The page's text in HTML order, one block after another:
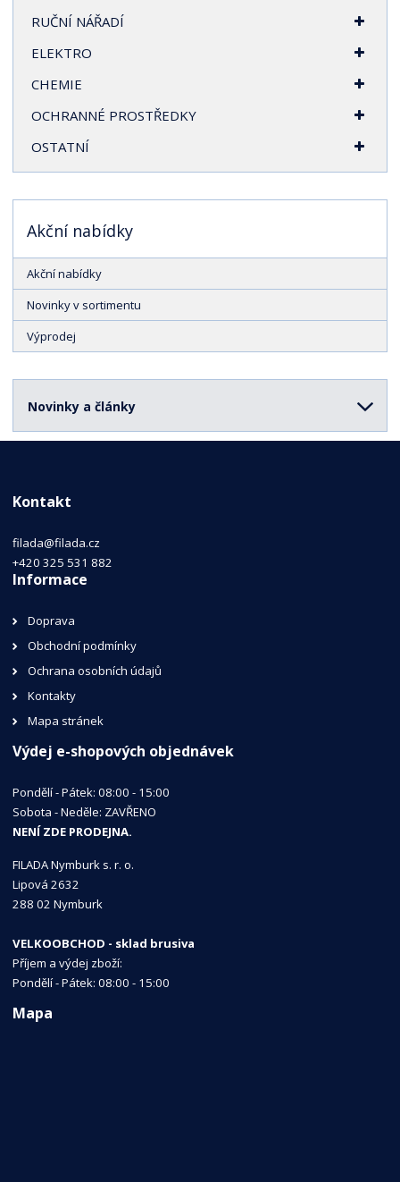
RUČNÍ NÁŘADÍ
ELEKTRO
CHEMIE
OCHRANNÉ PROSTŘEDKY
OSTATNÍ
Akční nabídky
Akční nabídky
Novinky v sortimentu
Výprodej
Novinky a články
Kontakt
filada@filada.cz
+420 325 531 882
Informace
Doprava
Obchodní podmínky
Ochrana osobních údajů
Kontakty
Mapa stránek
Výdej e-shopových objednávek
Pondělí - Pátek: 08:00 - 15:00
Sobota - Neděle: ZAVŘENO
NENÍ ZDE PRODEJNA.
FILADA Nymburk s. r. o.
Lipová 2632
288 02 Nymburk
VELKOOBCHOD - sklad brusiva
Příjem a výdej zboží:
Pondělí - Pátek: 08:00 - 15:00
Mapa